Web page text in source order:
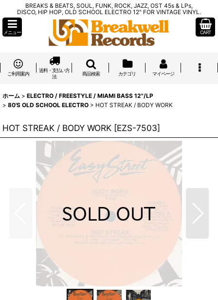
BREAKS & BEATS, SOUL, FUNK, ROCK, JAZZ, OST 45s & LPs,
DISCO, HIP HOP, OLD SCHOOL ELECTRO 12" FOR VINTAGE VINYL.
メニュー CART
ご利用案内
送料・支払い方
法
商品検索 カテゴリ マイページ
ホーム > ELECTRO / FREESTYLE / MIAMI BASS 12"/LP
> 80'S OLD SCHOOL ELECTRO > HOT STREAK / BODY WORK
HOT STREAK / BODY WORK [EZS-7503]